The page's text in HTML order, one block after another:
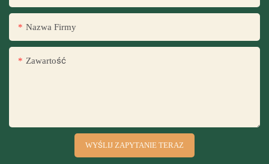
Nazwa Firmy
Zawartość
WYŚLIJ ZAPYTANIE TERAZ